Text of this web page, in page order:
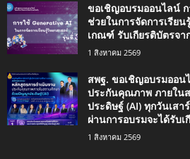
ขอเชิญอบรมออนไลน์ ก
ช่วยในการจัดการเรีย
เกณฑ์ รับเกียรติบัตรจ
1 สิงหาคม 2569
สพฐ. ขอเชิญอบรมออน
ประกันคุณภาพ ภายใน
ประดิษฐ์ (AI) ทุกวันเสา
ผ่านการอบรมจะได้รับ
1 สิงหาคม 2569